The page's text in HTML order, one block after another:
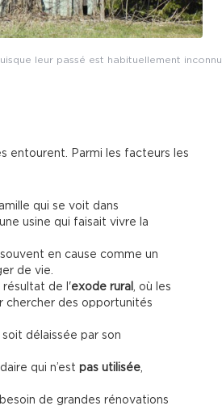
leur passé est habituellement inconnu.
entourent. Parmi les facteurs les
qui se voit dans
usine qui faisait vivre la
en cause comme un
de vie.
résultat de l'exode rural , où les
chercher des opportunités
soit délaissée par son
qui n’est pas utilisée,
de grandes rénovations